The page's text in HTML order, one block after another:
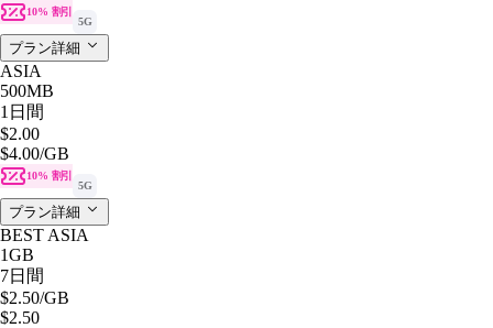
10% 割引
5G
プラン詳細
ASIA
500MB
1日間
$2.00
$4.00/GB
10% 割引
5G
プラン詳細
BEST ASIA
1GB
7日間
$2.50/GB
$2.50